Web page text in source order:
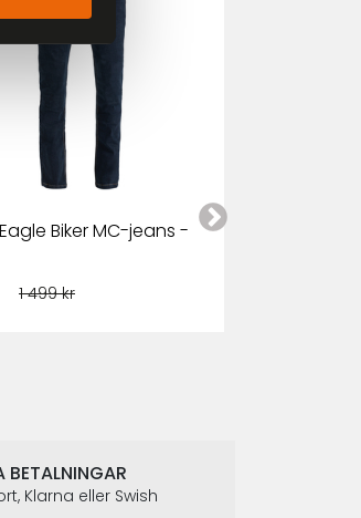
Biker MC-jeans -
1 499 kr
BETALNINGAR
Klarna eller Swish